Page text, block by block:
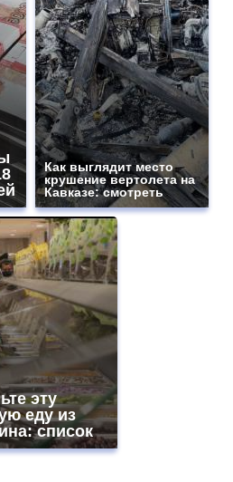
Как выглядит место
крушение вертолета на
Кавказе: смотреть
эту
еду из
список